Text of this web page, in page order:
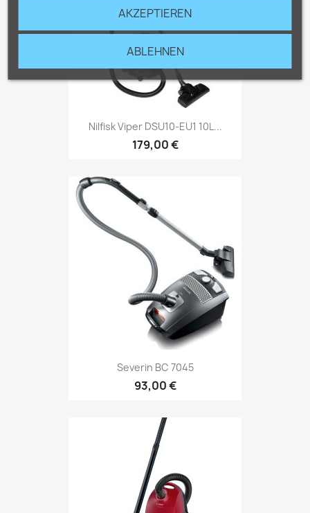
Nilfisk Viper DSU10-EU1 10L...
179,00 €
Severin BC 7045
93,00 €
ABLEHNEN
AKZEPTIEREN